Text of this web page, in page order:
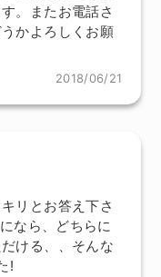
。またお電話さ
かよろしくお願
2018/06/21
リとお答え下さ
なら、どちらに
ける、、そんな
!